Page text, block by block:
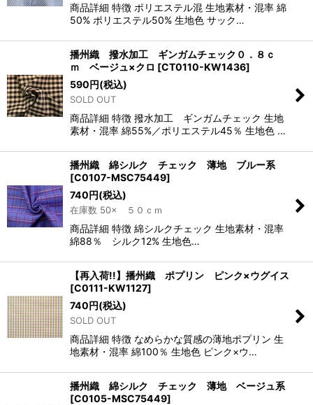
商品詳細 特徴 ポリエステル混 生地素材・混率 綿
50% ポリエステル50% 生地色 サック…
播州織 撥水加工 ギンガムチェック０．８ｃ
ｍ ベージュ×クロ [CT0110-KW1436]
590円(税込)
SOLD OUT
商品詳細 特徴 撥水加工 ギンガムチェック 生地
素材・混率 綿55%／ポリエステル45％ 生地色 …
播州織 綿シルク チェック 薄地 ブルー系
[C0107-MSC75449]
740円(税込)
在庫数 50× ５０ｃｍ
商品詳細 特徴 綿シルクチェック 生地素材・混率
綿88％ シルク12% 生地色…
【再入荷!!】播州織 ポプリン ピンク×ウグイス
[C0111-KW1127]
740円(税込)
SOLD OUT
商品詳細 特徴 なめらかな質感の薄地ポプリン 生
地素材・混率 綿100％ 生地色 ピンク×ウ…
播州織 綿シルク チェック 薄地 ベージュ系
[C0105-MSC75449]